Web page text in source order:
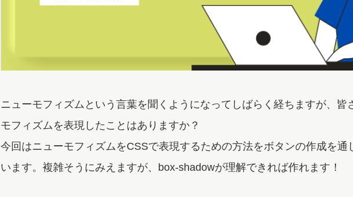
ニューモフィズムという言葉を聞くようになってしばらく経ちますが、皆
モフィズムを表現したことはありますか？
今回はニューモフィズムをCSSで表現するための方法をボタンの作成を通
います。複雑そうにみえますが、box-shadowが理解できれば作れます！